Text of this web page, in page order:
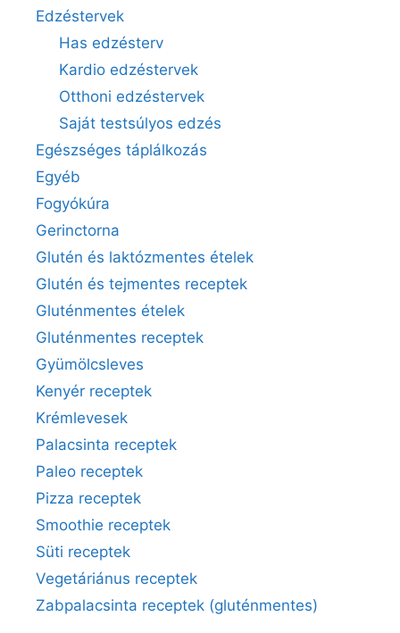
Edzéstervek
Has edzésterv
Kardio edzéstervek
Otthoni edzéstervek
Saját testsúlyos edzés
Egészséges táplálkozás
Egyéb
Fogyókúra
Gerinctorna
Glutén és laktózmentes ételek
Glutén és tejmentes receptek
Gluténmentes ételek
Gluténmentes receptek
Gyümölcsleves
Kenyér receptek
Krémlevesek
Palacsinta receptek
Paleo receptek
Pizza receptek
Smoothie receptek
Süti receptek
Vegetáriánus receptek
Zabpalacsinta receptek (gluténmentes)